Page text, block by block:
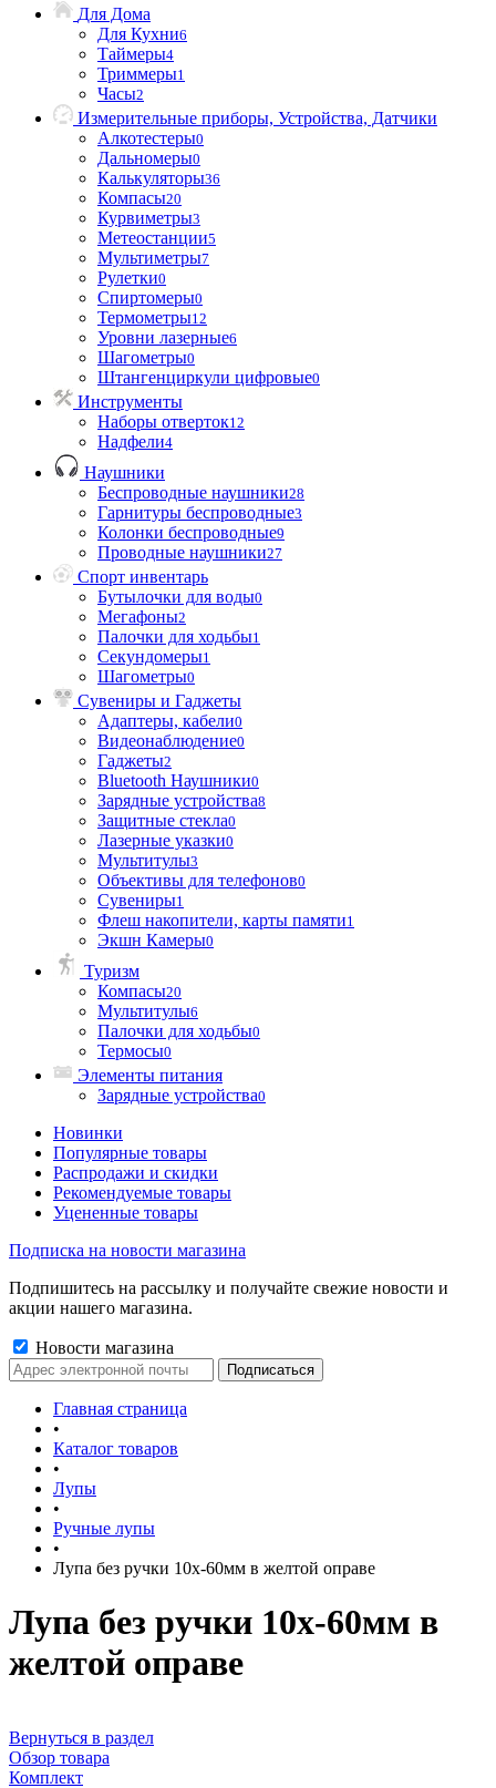
Для Дома
Для Кухни6
Таймеры4
Триммеры1
Часы2
Измерительные приборы, Устройства, Датчики
Алкотестеры0
Дальномеры0
Калькуляторы36
Компасы20
Курвиметры3
Метеостанции5
Мультиметры7
Рулетки0
Спиртомеры0
Термометры12
Уровни лазерные6
Шагометры0
Штангенциркули цифровые0
Инструменты
Наборы отверток12
Надфели4
Наушники
Беспроводные наушники28
Гарнитуры беспроводные3
Колонки беспроводные9
Проводные наушники27
Спорт инвентарь
Бутылочки для воды0
Мегафоны2
Палочки для ходьбы1
Секундомеры1
Шагометры0
Сувениры и Гаджеты
Адаптеры, кабели0
Видеонаблюдение0
Гаджеты2
Bluetooth Наушники0
Зарядные устройства8
Защитные стекла0
Лазерные указки0
Мультитулы3
Объективы для телефонов0
Сувениры1
Флеш накопители, карты памяти1
Экшн Камеры0
Туризм
Компасы20
Мультитулы6
Палочки для ходьбы0
Термосы0
Элементы питания
Зарядные устройства0
Новинки
Популярные товары
Распродажи и скидки
Рекомендуемые товары
Уцененные товары
Подписка на новости магазина
Подпишитесь на рассылку и получайте свежие новости и
акции нашего магазина.
Новости магазина
Главная страница
•
Каталог товаров
•
Лупы
•
Ручные лупы
•
Лупа без ручки 10х-60мм в желтой оправе
Лупа без ручки 10х-60мм в
желтой оправе
Вернуться в раздел
Обзор товара
Комплект